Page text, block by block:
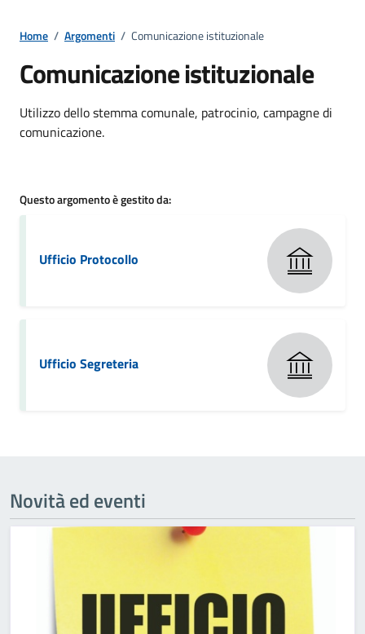
Home / Argomenti / Comunicazione istituzionale
Comunicazione istituzionale
Dettagli della notizia
Utilizzo dello stemma comunale, patrocinio, campagne di
comunicazione.
Questo argomento è gestito da:
Ufficio Protocollo
Ufficio Segreteria
Novità ed eventi